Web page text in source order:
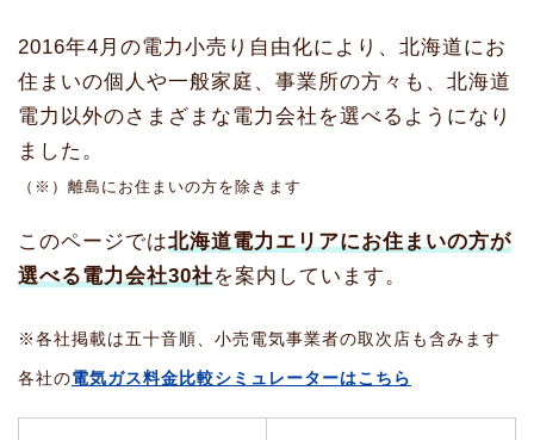
2016年4月の電力小売り自由化により、北海道にお
住まいの個人や一般家庭、事業所の方々も、北海道
電力以外のさまざまな電力会社を選べるようになり
ました。
（※）離島にお住まいの方を除きます
このページでは北海道電力エリアにお住まいの方が
選べる電力会社30社を案内しています。
※各社掲載は五十音順、小売電気事業者の取次店も含みます
各社の電気ガス料金比較シミュレーターはこちら